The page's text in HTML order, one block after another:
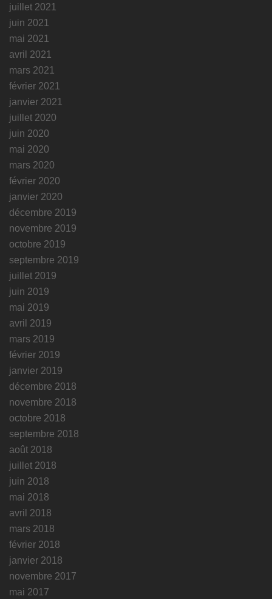
juillet 2021
juin 2021
mai 2021
avril 2021
mars 2021
février 2021
janvier 2021
juillet 2020
juin 2020
mai 2020
mars 2020
février 2020
janvier 2020
décembre 2019
novembre 2019
octobre 2019
septembre 2019
juillet 2019
juin 2019
mai 2019
avril 2019
mars 2019
février 2019
janvier 2019
décembre 2018
novembre 2018
octobre 2018
septembre 2018
août 2018
juillet 2018
juin 2018
mai 2018
avril 2018
mars 2018
février 2018
janvier 2018
novembre 2017
mai 2017